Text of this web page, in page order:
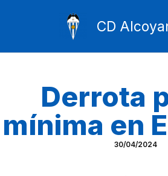
CD
Derrota
mínima en
30/04/2024